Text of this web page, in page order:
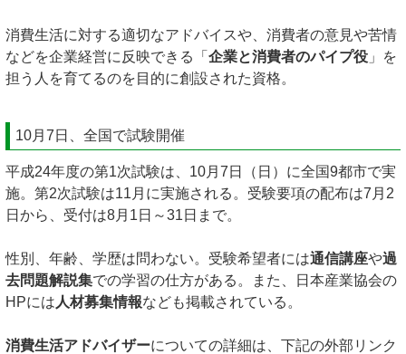
消費生活に対する適切なアドバイスや、消費者の意見や苦情
などを企業経営に反映できる「 企業と消費者のパイプ役 」を
担う人を育てるのを目的に創設された資格。
10月7日、全国で試験開催
平成24年度の第1次試験は、10月7日（日）に全国9都市で実
施。第2次試験は11月に実施される。受験要項の配布は7月2
日から、受付は8月1日～31日まで。
性別、年齢、学歴は問わない。受験希望者には通信講座や過
去問題解説集での学習の仕方がある。また、日本産業協会の
HPには 人材募集情報なども掲載されている。
消費生活アドバイザーについての詳細は、下記の外部リンク